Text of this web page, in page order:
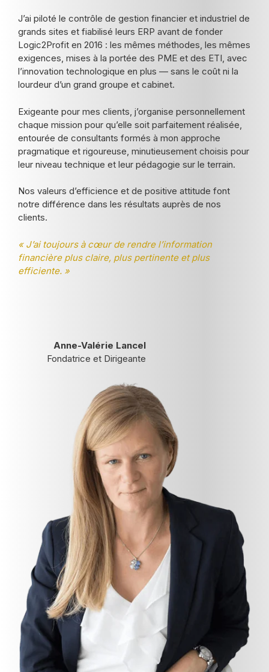
J’ai piloté le contrôle de gestion financier et industriel de
grands sites et fiabilisé leurs ERP avant de fonder
Logic2Profit en 2016 : les mêmes méthodes, les mêmes
exigences, mises à la portée des PME et des ETI, avec
l’innovation technologique en plus — sans le coût ni la
lourdeur d’un grand groupe et cabinet.
Exigeante pour mes clients, j’organise personnellement
chaque mission pour qu’elle soit parfaitement réalisée,
entourée de consultants formés à mon approche
pragmatique et rigoureuse, minutieusement choisis pour
leur niveau technique et leur pédagogie sur le terrain.
Nos valeurs d’efficience et de positive attitude font
notre différence dans les résultats auprès de nos
clients.
« J’ai toujours à cœur de rendre l’information
financière plus claire, plus pertinente et plus
efficiente. »
Anne-Valérie Lancel
Fondatrice et Dirigeante